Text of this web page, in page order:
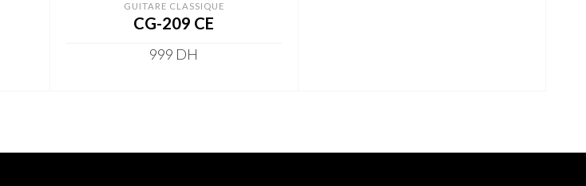
GUITARE CLASSIQUE
CG-209 CE
999 DH